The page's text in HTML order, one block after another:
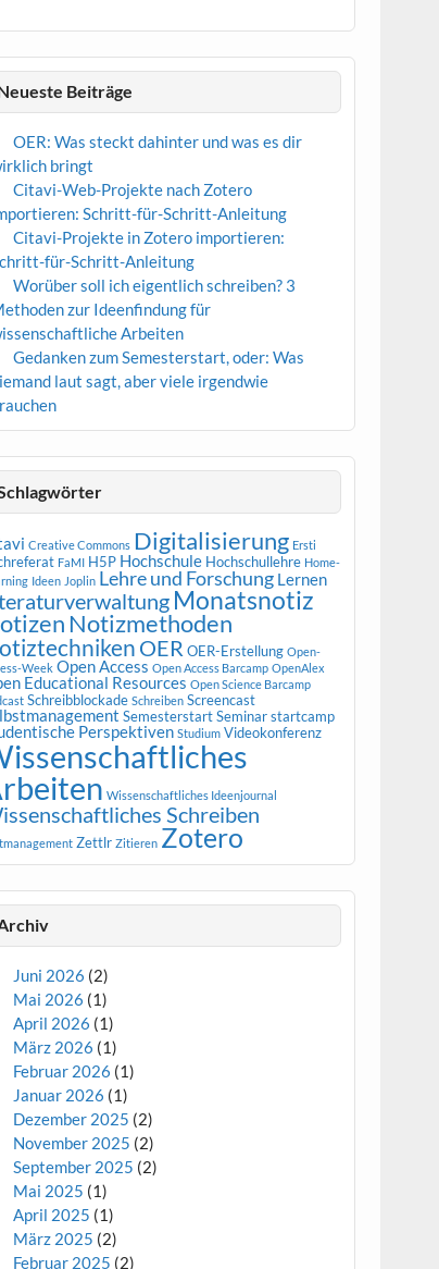
Beiträge
OER: Was steckt dahinter und was es dir
bringt
Citavi-Web-Projekte nach Zotero
Schritt-für-Schritt-Anleitung
Citavi-Projekte in Zotero importieren:
für-Schritt-Anleitung
Worüber soll ich eigentlich schreiben? 3
zur Ideenfindung für
Arbeiten
Gedanken zum Semesterstart, oder: Was
laut sagt, aber viele irgendwie
Creative Commons Digitalisierung Ersti
FaMI H5P Hochschule Hochschullehre Home-
Ideen Joplin Lehre und Forschung Lernen
Monatsnotiz
Notizmethoden
OER OER-Erstellung Open-
Week Open Access Open Access Barcamp OpenAlex
Educational Resources Open Science Barcamp
Schreibblockade Schreiben Screencast
Semesterstart Seminar startcamp
Perspektiven Studium Videokonferenz
Wissenschaftliches Ideenjournal
Schreiben
Zettlr Zitieren Zotero
Juni 2026 (2)
Mai 2026 (1)
April 2026 (1)
März 2026 (1)
Februar 2026 (1)
Januar 2026 (1)
Dezember 2025 (2)
November 2025 (2)
September 2025 (2)
Mai 2025 (1)
April 2025 (1)
März 2025 (2)
Februar 2025 (2)